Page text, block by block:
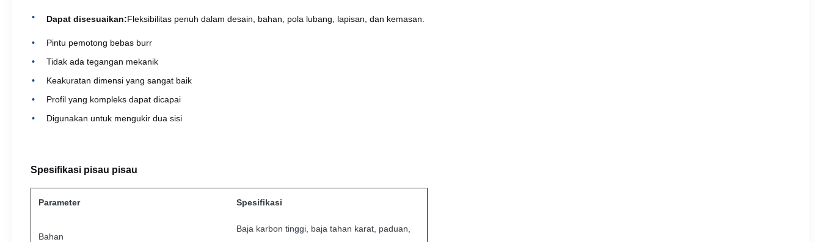
Dapat disesuaikan:Fleksibilitas penuh dalam desain, bahan, pola lubang, lapisan, dan kemasan.
Pintu pemotong bebas burr
Tidak ada tegangan mekanik
Keakuratan dimensi yang sangat baik
Profil yang kompleks dapat dicapai
Digunakan untuk mengukir dua sisi
Spesifikasi pisau pisau
Parameter Spesifikasi
Bahan
Baja karbon tinggi, baja tahan karat, paduan,